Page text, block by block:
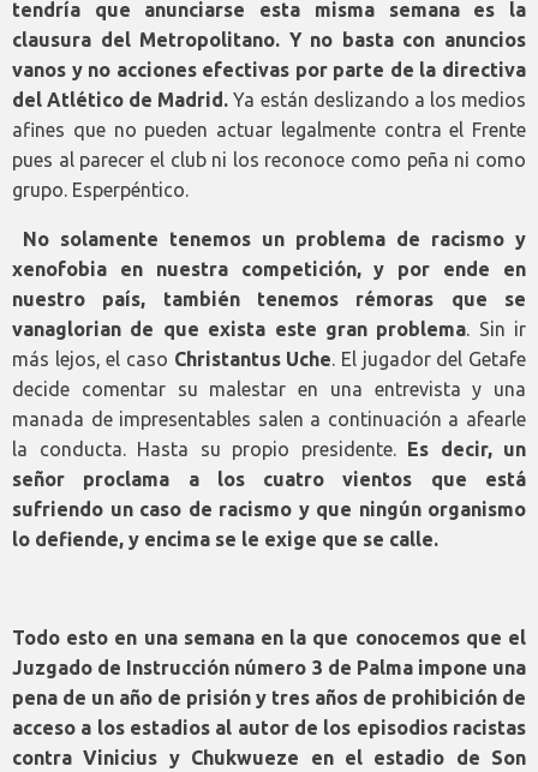
tendría que anunciarse esta misma semana es la
clausura del Metropolitano. Y no basta con anuncios
vanos y no acciones efectivas por parte de la directiva
del Atlético de Madrid.Ya están deslizando a los medios
afines que no pueden actuar legalmente contra el Frente
pues al parecer el club ni los reconoce como peña ni como
grupo. Esperpéntico.
No solamente tenemos un problema de racismo y
xenofobia en nuestra competición, y por ende en
nuestro país, también tenemos rémoras que se
vanaglorian de que exista este gran problema. Sin ir
más lejos, el caso Christantus Uche. El jugador del Getafe
decide comentar su malestar en una entrevista y una
manada de impresentables salen a continuación a afearle
la conducta. Hasta su propio presidente. Es decir, un
señor proclama a los cuatro vientos que está
sufriendo un caso de racismo y que ningún organismo
lo defiende, y encima se le exige que se calle.
Todo esto en una semana en la que conocemos que el
Juzgado de Instrucción número 3 de Palma impone una
pena de un año de prisión y tres años de prohibición de
acceso a los estadios al autor de los episodios racistas
contra Vinicius y Chukwueze en el estadio de Son